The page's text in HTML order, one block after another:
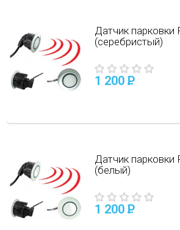
Датчик парковки
(серебристый)
1 200 P
Датчик парковки
(белый)
1 200 P